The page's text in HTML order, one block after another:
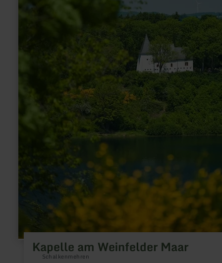
Kapelle am Weinfelder Maar
Schalkenmehren